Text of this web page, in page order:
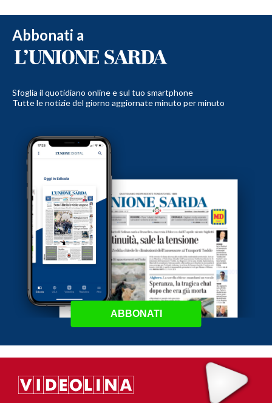
Abbonati a
Sfoglia il quotidiano online e sul tuo smartphone
Tutte le notizie del giorno aggiornate minuto per minuto
ABBONATI